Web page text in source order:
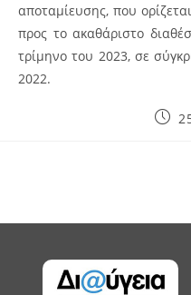
αποταμίευσης, που
προς το ακαθάριστο
τρίμηνο του 2023, σε
2022.
Post